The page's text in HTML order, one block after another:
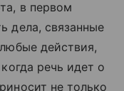
в первом
дела, связанные
действия,
речь идет о
не только